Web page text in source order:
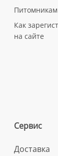
Как
на сайте
Сервис
Доставка